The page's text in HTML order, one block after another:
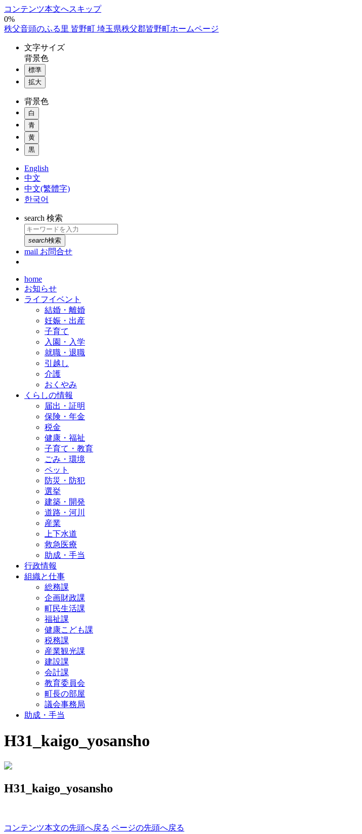
コンテンツ本文へスキップ
0%
秩父音頭のふる里 皆野町 埼玉県秩父郡皆野町ホームページ
文字サイズ
背景色
標準
拡大
背景色
白
青
黄
黒
English
中文
中文(繁體字)
한국어
search 検索
search検索
mail お問合せ
home
お知らせ
ライフイベント
結婚・離婚
妊娠・出産
子育て
入園・入学
就職・退職
引越し
介護
おくやみ
くらしの情報
届出・証明
保険・年金
税金
健康・福祉
子育て・教育
ごみ・環境
ペット
防災・防犯
選挙
建築・開発
道路・河川
産業
上下水道
救急医療
助成・手当
行政情報
組織と仕事
総務課
企画財政課
町民生活課
福祉課
健康こども課
税務課
産業観光課
建設課
会計課
教育委員会
町長の部屋
議会事務局
助成・手当
H31_kaigo_yosansho
H31_kaigo_yosansho
コンテンツ本文の先頭へ戻る ページの先頭へ戻る